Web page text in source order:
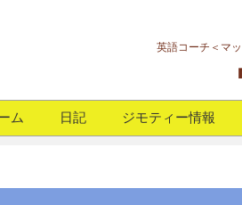
英語コーチ＜マ
ム 日記 ジモティー情報